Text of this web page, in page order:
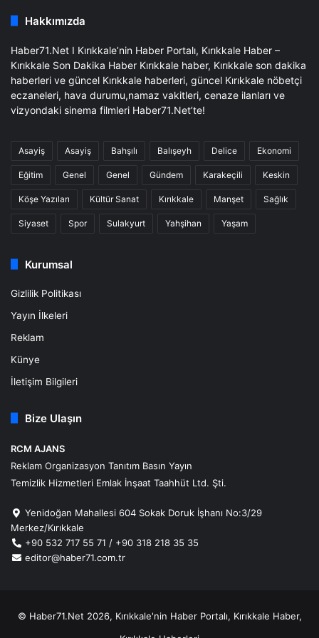
Hakkımızda
Haber71.Net I Kırıkkale’nin Haber Portalı, Kırıkkale Haber –
Kırıkkale Son Dakika Haber Kırıkkale haber, Kırıkkale son dakika
haberleri ve güncel Kırıkkale haberleri, güncel Kırıkkale nöbetçi
eczaneleri, hava durumu,namaz vakitleri, cenaze ilanları ve
vizyondaki sinema filmleri Haber71.Net’te!
Asayiş Asayiş Bahşılı Balışeyh Delice Ekonomi
Eğitim Genel Genel Gündem Karakeçili Keskin
Köşe Yazıları Kültür Sanat Kırıkkale Manşet Sağlık
Siyaset Spor Sulakyurt Yahşihan Yaşam
Kurumsal
Gizlilik Politikası
Yayın İlkeleri
Reklam
Künye
İletişim Bilgileri
Bize Ulaşın
RCM AJANS
Reklam Organizasyon Tanıtım Basın Yayın
Temizlik Hizmetleri Emlak İnşaat Taahhüt Ltd. Şti.
Yenidoğan Mahallesi 604 Sokak Doruk İşhanı No:3/29
Merkez/Kırıkkale
+90 532 717 55 71 / +90 318 218 35 35
editor@haber71.com.tr
© Haber71.Net 2026, Kırıkkale'nin Haber Portalı, Kırıkkale Haber,